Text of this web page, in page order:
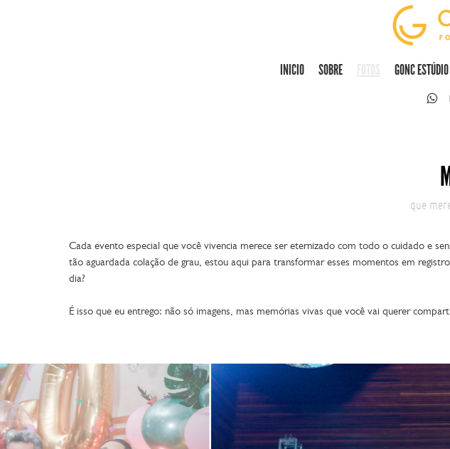
INICIO SOBRE GONC ESTÚDIO
que
Cada evento especial que você vivencia merece ser eternizado com todo o cuidado e
tão aguardada colação de grau, estou aqui para transformar esses momentos em
dia?
É isso que eu entrego: não só imagens, mas memórias vivas que você vai querer